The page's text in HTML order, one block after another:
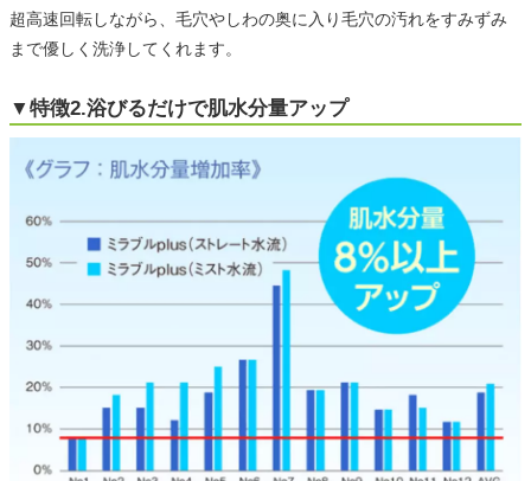
超高速回転しながら、毛穴やしわの奥に入り毛穴の汚れをすみずみ
まで優しく洗浄してくれます。
▼特徴2.浴びるだけで肌水分量アップ